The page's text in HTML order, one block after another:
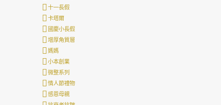
十一長假
卡塔爾
國慶小長假
增厚角質層
媽媽
小本創業
微整系列
情人節禮物
感恩母親